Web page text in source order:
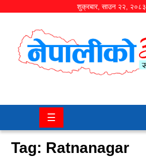
शुक्रबार, साउन २२, २०८३
समाज/
चितवन
कला/
☰
Tag: Ratnanagar